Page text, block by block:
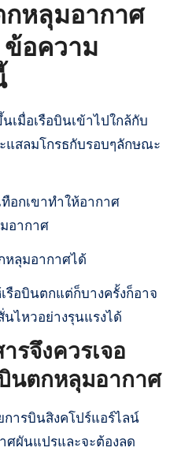
ข้อความ
เมื่อเรือบินเข้าไปใกล้กับ
แสลมโกรธกับรอบๆลักษณะ
อกเขาทำให้อากาศ
อากาศ
หลุมอากาศได้
รือบินตกแต่ก็บางครั้งก็อาจ
ไหวอย่างรุนแรงได้
นตกหลุมอากาศ
การบินสิงคโปร์แอร์ไลน์
ศผันแปรและจะต้องลด